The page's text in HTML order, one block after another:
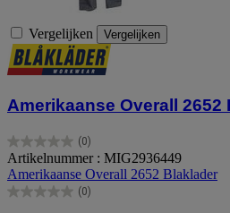
Vergelijken Vergelijken
Amerikaanse Overall 2652
(0)
0.0
van
de
5
Artikelnummer : MIG2936449
Amerikaanse Overall 2652 Blaklader
(0)
0.0